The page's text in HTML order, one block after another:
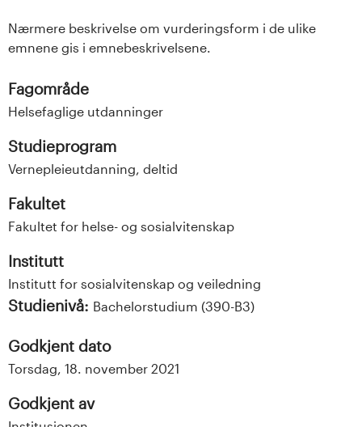
Nærmere beskrivelse om vurderingsform i de ulike
emnene gis i emnebeskrivelsene.
Fagområde
Helsefaglige utdanninger
Studieprogram
Vernepleieutdanning, deltid
Fakultet
Fakultet for helse- og sosialvitenskap
Institutt
Institutt for sosialvitenskap og veiledning
Studienivå: Bachelorstudium (390-B3)
Godkjent dato
Torsdag, 18. november 2021
Godkjent av